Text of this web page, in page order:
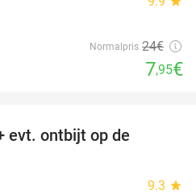
Normalpris 24€
7,95€
evt. ontbijt op de
9.3 star